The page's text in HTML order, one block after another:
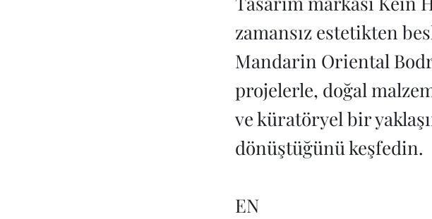
zamansız estetikten
Mandarin Oriental
projelerle, doğal
ve küratöryel bir
dönüştüğünü keşfedin.
EN